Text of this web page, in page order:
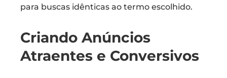
para buscas idênticas ao termo escolhido.
Criando Anúncios
Atraentes e Conversivos